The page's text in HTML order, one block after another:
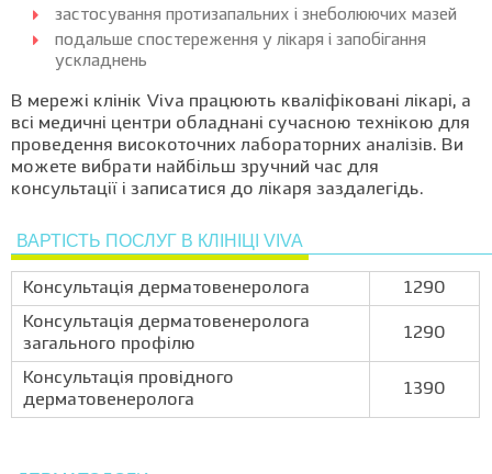
застосування протизапальних і знеболюючих мазей
подальше спостереження у лікаря і запобігання
ускладнень
В мережі клінік Viva працюють кваліфіковані лікарі, а
всі медичні центри обладнані сучасною технікою для
проведення високоточних лабораторних аналізів. Ви
можете вибрати найбільш зручний час для
консультації і записатися до лікаря заздалегідь.
ВАРТІСТЬ ПОСЛУГ В КЛІНІЦІ VIVA
Консультація дерматовенеролога
1290
Консультація дерматовенеролога
загального профілю
1290
Консультація провідного
дерматовенеролога
1390